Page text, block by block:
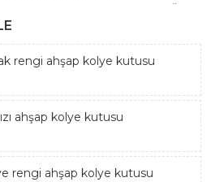
Modellerimiz 150 TL Sabit Ücret
rengi ahşap kolye kutusu
ahşap kolye kutusu
rengi ahşap kolye kutusu